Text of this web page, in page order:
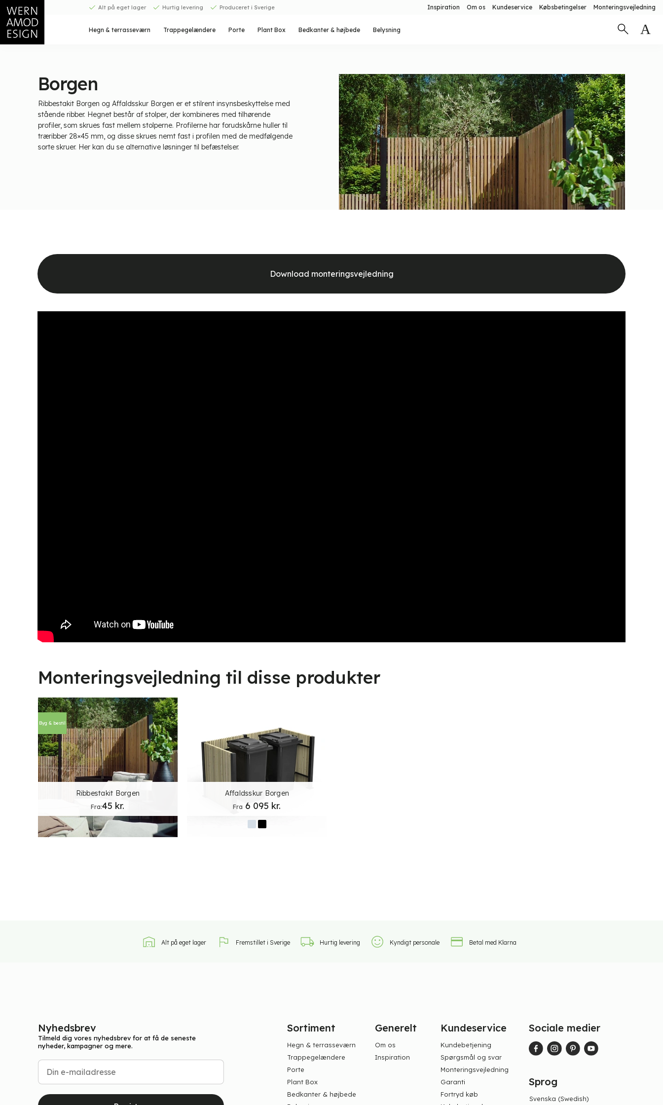
Fortsæt
indhold
Alt på eget lager Hurtig levering Produceret i Sverige Inspiration Om os Kundeservice Købsbetingelser Monteringsvejledning
Hegn & terrasseværn Trappegelændere Porte Plant Box Bedkanter & højbede Belysning
Borgen
Ribbestakit Borgen og Affaldsskur Borgen er et stilrent insynsbeskyttelse med
stående ribber. Hegnet består af stolper, der kombineres med tilhørende
profiler, som skrues fast mellem stolperne. Profilerne har forudskårne huller til
træribber 28×45 mm, og disse skrues nemt fast i profilen med de medfølgende
sorte skruer. Her kan du se alternative løsninger til befæstelser.
Download monteringsvejledning
Monteringsvejledning til disse produkter
Byg & bestil
Ribbestakit Borgen
Fra:45 kr.
Affaldsskur Borgen
Fra 6 095 kr.
Alt på eget lager Fremstillet i Sverige Hurtig levering Kyndigt personale Betal med Klarna
Nyhedsbrev
Tilmeld dig vores nyhedsbrev for at få de seneste
nyheder, kampagner og mere.
Sortiment
Hegn & terrasseværn
Trappegelændere
Porte
Plant Box
Bedkanter & højbede
Generelt
Om os
Inspiration
Kundeservice
Kundebetjening
Spørgsmål og svar
Monteringsvejledning
Garanti
Fortryd køb
Sociale medier
Sprog
Svenska (Swedish)